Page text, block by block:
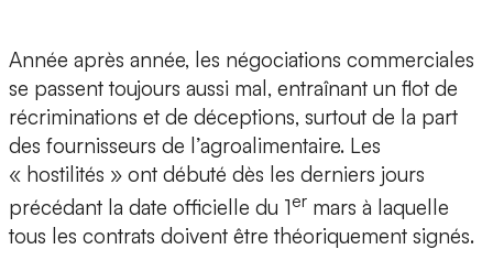
Année après année, les négociations commerciales
se passent toujours aussi mal, entraînant un flot de
récriminations et de déceptions, surtout de la part
des fournisseurs de l’agroalimentaire. Les
« hostilités » ont débuté dès les derniers jours
précédant la date officielle du 1er mars à laquelle
tous les contrats doivent être théoriquement signés.